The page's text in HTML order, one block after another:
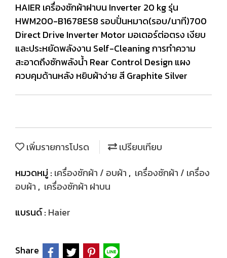
HAIER เครื่องซักผ้าฝาบน Inverter 20 kg รุ่น
HWM200-B1678ES8 รอบปั่นหมาด(รอบ/นาที)700
Direct Drive Inverter Motor มอเตอร์ต่อตรง เงียบ
และประหยัดพลังงาน Self-Cleaning การทำความ
สะอาดถึงซักพลังน้ำ Rear Control Design แผง
ควบคุมด้านหลัง หยิบผ้าง่าย สี Graphite Silver
เพิ่มรายการโปรด
เปรียบเทียบ
หมวดหมู่ : เครื่องซักผ้า / อบผ้า , เครื่องซักผ้า / เครื่อง
อบผ้า , เครื่องซักผ้า ฝาบน
แบรนด์ : Haier
Share